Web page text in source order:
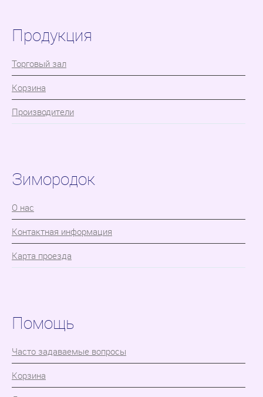
Продукция
Торговый зал
Корзина
Производители
Зимородок
О нас
Контактная информация
Карта проезда
Помощь
Часто задаваемые вопросы
Корзина